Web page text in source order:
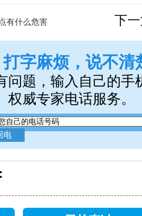
有什么危害 下
打字麻烦，说不清
问题，输入自己的手
权威专家电话服务。